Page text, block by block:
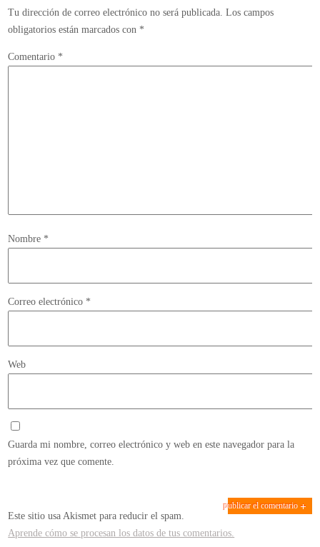
Tu dirección de correo electrónico no será publicada. Los campos
obligatorios están marcados con *
Comentario *
Nombre *
Correo electrónico *
Web
Guarda mi nombre, correo electrónico y web en este navegador para la
próxima vez que comente.
Este sitio usa Akismet para reducir el spam.
Aprende cómo se procesan los datos de tus comentarios.